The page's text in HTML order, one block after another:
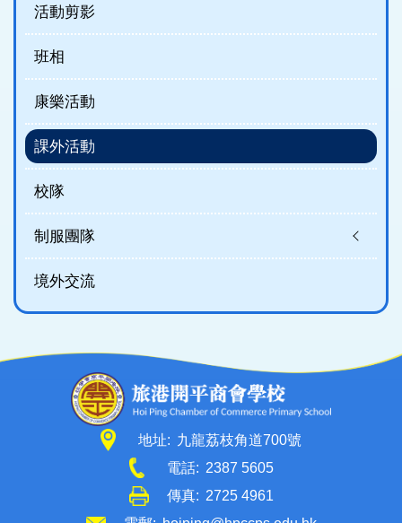
活動剪影
班相
康樂活動
課外活動
校隊
制服團隊
境外交流
地址: 九龍荔枝角道700號
電話: 2387 5605
傳真: 2725 4961